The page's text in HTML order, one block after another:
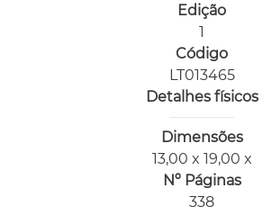
Edição
1
Código
LT013465
Detalhes físicos
Dimensões
13,00 x 19,00 x
Nº Páginas
338